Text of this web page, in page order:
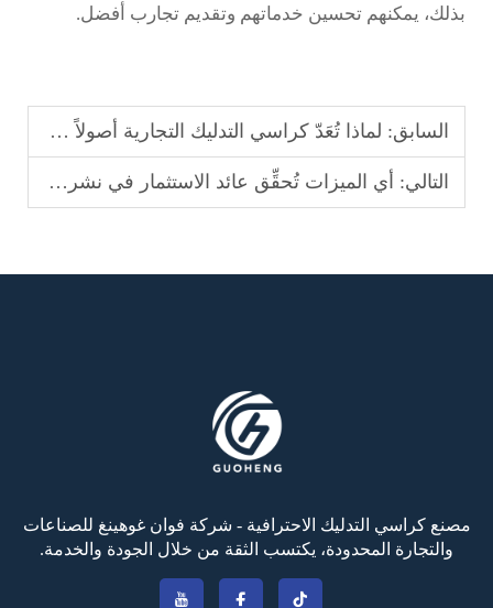
بذلك، يمكنهم تحسين خدماتهم وتقديم تجارب أفضل.
السابق: لماذا تُعَدّ كراسي التدليك التجارية أصولاً جوهرية في الشركات التي تعمل بالعملة المعدنية
التالي: أي الميزات تُحقِّق عائد الاستثمار في نشر كراسي التدليك التجارية؟
مصنع كراسي التدليك الاحترافية - شركة فوان غوهينغ للصناعات
والتجارة المحدودة، يكتسب الثقة من خلال الجودة والخدمة.